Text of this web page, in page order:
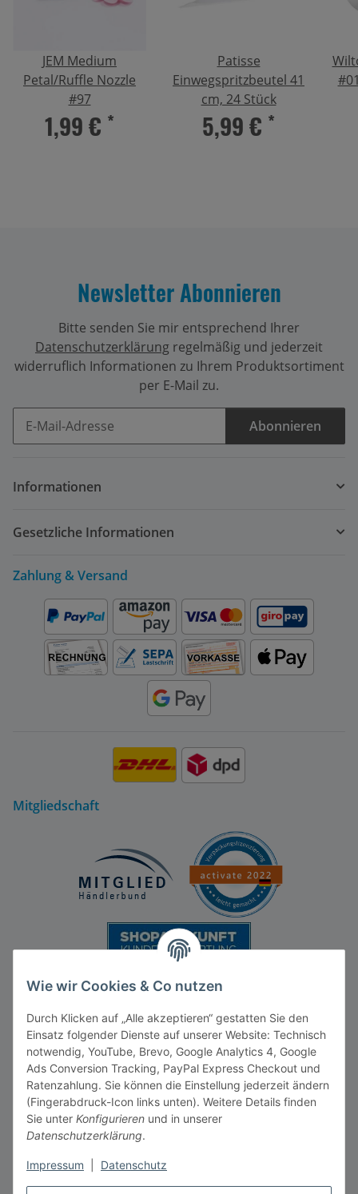
Wie wir Cookies & Co nutzen
Durch Klicken auf „Alle akzeptieren“ gestatten Sie den
Einsatz folgender Dienste auf unserer Website: Technisch
notwendig, YouTube, Brevo, Google Analytics 4, Google
Ads Conversion Tracking, PayPal Express Checkout und
Ratenzahlung. Sie können die Einstellung jederzeit ändern
(Fingerabdruck-Icon links unten). Weitere Details finden
Sie unter Konfigurieren und in unserer
Datenschutzerklärung.
Impressum Datenschutz
JEM Medium
Petal/Ruffle Nozzle
#97
1,99 € *
Patisse
Einwegspritzbeutel 41
cm, 24 Stück
5,99 € *
Newsletter Abonnieren
Bitte senden Sie mir entsprechend Ihrer
Datenschutzerklärung regelmäßig und jederzeit
widerruflich Informationen zu Ihrem Produktsortiment
per E-Mail zu.
Abonnieren
Informationen
Gesetzliche Informationen
Zahlung & Versand
Mitgliedschaft
Vertrag widerrufen
* Alle Preise inkl. gesetzlicher MwSt., zzgl.Versandkosten